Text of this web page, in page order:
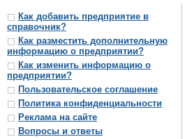
Как добавить предприятие в
справочник?
Как разместить дополнительную
информацию о предприятии?
Как изменить информацию о
предприятии?
Пользовательское соглашение
Политика конфиденциальности
Реклама на сайте
Вопросы и ответы